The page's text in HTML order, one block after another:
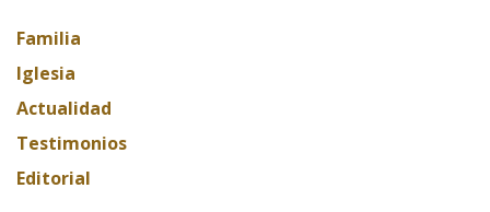
Familia
Iglesia
Actualidad
Testimonios
Editorial